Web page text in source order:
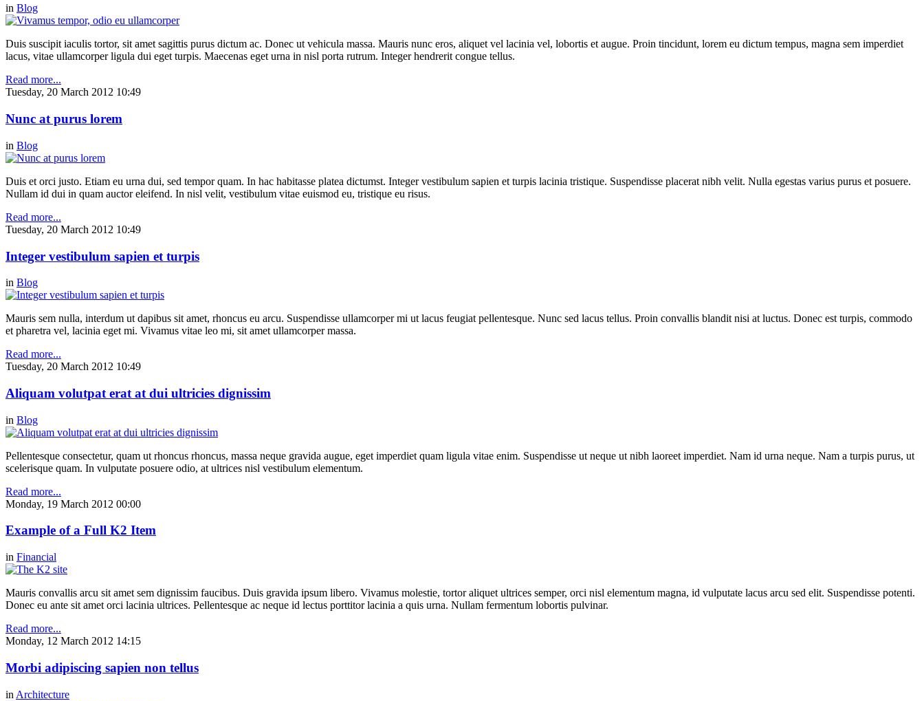
in Blog
Duis suscipit iaculis tortor, sit amet sagittis purus dictum ac. Donec ut vehicula massa. Mauris nunc eros, aliquet vel lacinia vel, lobortis et augue. Proin tincidunt, lorem eu dictum tempus, magna sem imperdiet
lacus, vitae ullamcorper ligula dui eget turpis. Maecenas eget urna in nisl porta rutrum. Integer hendrerit congue tellus.
Read more...
Tuesday, 20 March 2012 10:49
Nunc at purus lorem
in Blog
Duis et orci justo. Etiam eu urna dui, sed tempor quam. In hac habitasse platea dictumst. Integer vestibulum sapien et turpis lacinia tristique. Suspendisse placerat nibh velit. Nulla egestas varius purus et posuere.
Nullam id dui in quam auctor eleifend. In nisl velit, vestibulum vitae euismod eu, tristique eu risus.
Read more...
Tuesday, 20 March 2012 10:49
Integer vestibulum sapien et turpis
in Blog
Mauris sem nulla, interdum ut dapibus sit amet, rhoncus eu arcu. Suspendisse ullamcorper mi ut lacus feugiat pellentesque. Nunc sed lacus tellus. Proin convallis blandit nisi at luctus. Donec est turpis, commodo
et pharetra vel, lacinia eget mi. Vivamus vitae leo mi, sit amet ullamcorper massa.
Read more...
Tuesday, 20 March 2012 10:49
Aliquam volutpat erat at dui ultricies dignissim
in Blog
Pellentesque consectetur, quam ut rhoncus rhoncus, massa neque gravida augue, eget imperdiet quam ligula vitae enim. Suspendisse ut neque ut nibh laoreet imperdiet. Nam id urna neque. Nam a turpis purus, ut
scelerisque quam. In vulputate posuere odio, at ultrices nisl vestibulum elementum.
Read more...
Monday, 19 March 2012 00:00
Example of a Full K2 Item
in Financial
Mauris convallis arcu sit amet sem dignissim faucibus. Duis gravida ipsum libero. Vivamus molestie, tortor aliquet ultrices semper, orci nisl elementum magna, id vulputate lacus arcu sed elit. Suspendisse potenti.
Donec eu ante sit amet orci lacinia ultrices. Pellentesque ac neque id lectus porttitor lacinia a quis urna. Nullam fermentum lobortis pulvinar.
Read more...
Monday, 12 March 2012 14:15
Morbi adipiscing sapien non tellus
in Architecture